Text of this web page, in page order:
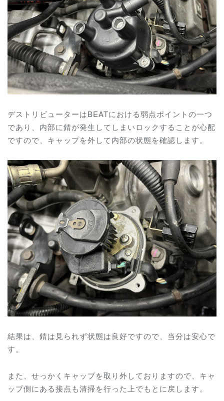
デストリビューターはBEATにおける弱点ポイントの一つ
であり、内部に錆が発生してしまいロックすることが心配
ですので、キャップを外して内部の状態を確認します。
結果は、錆は見られず状態は良好ですので、当分は安心で
す。
また、せっかくキャップを取り外しておりますので、キャ
ップ側にある接点も清掃を行った上でもとに戻します。